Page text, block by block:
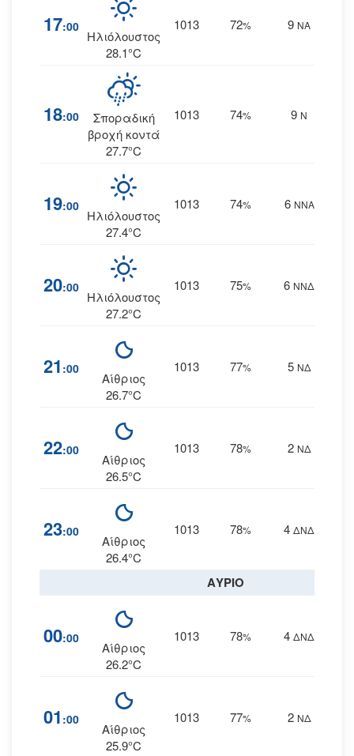
17:00
Ηλιόλουστος
28.1°C
1013 72% 9 ΝΑ
18:00
Σποραδική
βροχή κοντά
27.7°C
1013 74% 9 Ν
19:00
Ηλιόλουστος
27.4°C
1013 74% 6 ΝΝΑ
20:00
Ηλιόλουστος
27.2°C
1013 75% 6 ΝΝΔ
21 :00
Αίθριος
26.7°C
1013 77% 5 ΝΔ
22:00
Αίθριος
26.5°C
1013 78% 2 ΝΔ
23:00
Αίθριος
26.4°C
1013 78% 4 ΔΝΔ
ΑΥΡΙΟ
00:00
Αίθριος
26.2°C
1013 78% 4 ΔΝΔ
01 :00
Αίθριος
25.9°C
1013 77% 2 ΝΔ